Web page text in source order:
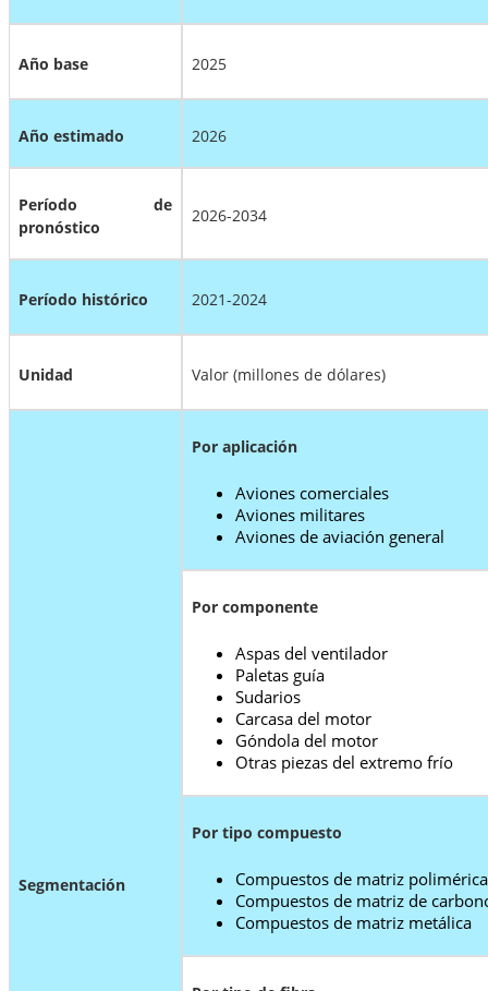
Año base 2025
Año estimado 2026
Período de
pronóstico
2026-2034
Período histórico 2021-2024
Unidad Valor (millones de dólares)
Segmentación
Por aplicación
Aviones comerciales
Aviones militares
Aviones de aviación general
Por componente
Aspas del ventilador
Paletas guía
Sudarios
Carcasa del motor
Góndola del motor
Otras piezas del extremo frío
Por tipo compuesto
Compuestos de matriz polimérica
Compuestos de matriz de
Compuestos de matriz metálica